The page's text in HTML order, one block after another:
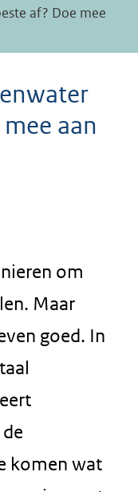
af? Doe mee
aan
om
Maar
goed. In
komen wat